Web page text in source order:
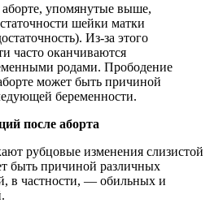
упомянутые выше,
шейки матки
Из-за этого
часто оканчиваются
родами. Прободение
может быть причиной
беременности.
после aбopта
рубцовые изменения слизистой
быть причиной различных
в частности, — обильных и